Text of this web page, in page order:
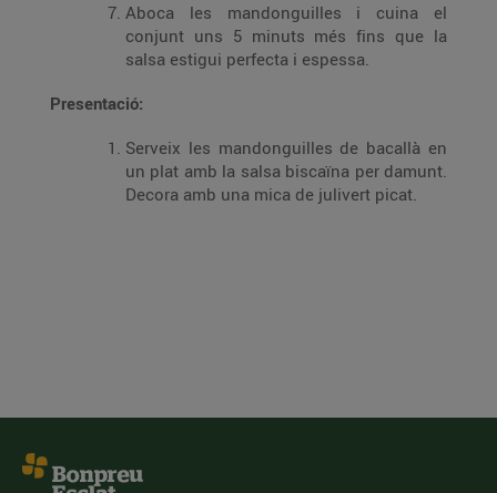
Aboca les mandonguilles i cuina el
conjunt uns 5 minuts més fins que la
salsa estigui perfecta i espessa.
Presentació:
Serveix les mandonguilles de bacallà en
un plat amb la salsa biscaïna per damunt.
Decora amb una mica de julivert picat.